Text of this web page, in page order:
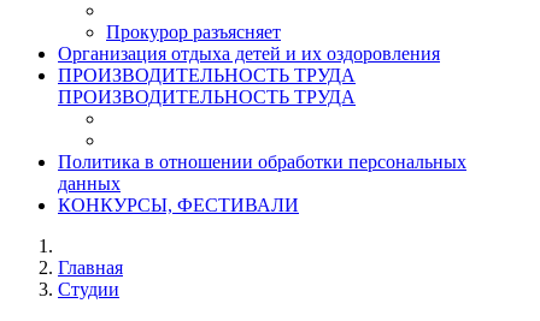
Прокурор разъясняет
Организация отдыха детей и их оздоровления
ПРОИЗВОДИТЕЛЬНОСТЬ ТРУДА
ПРОИЗВОДИТЕЛЬНОСТЬ ТРУДА
Политика в отношении обработки персональных
данных
КОНКУРСЫ, ФЕСТИВАЛИ
Главная
Студии